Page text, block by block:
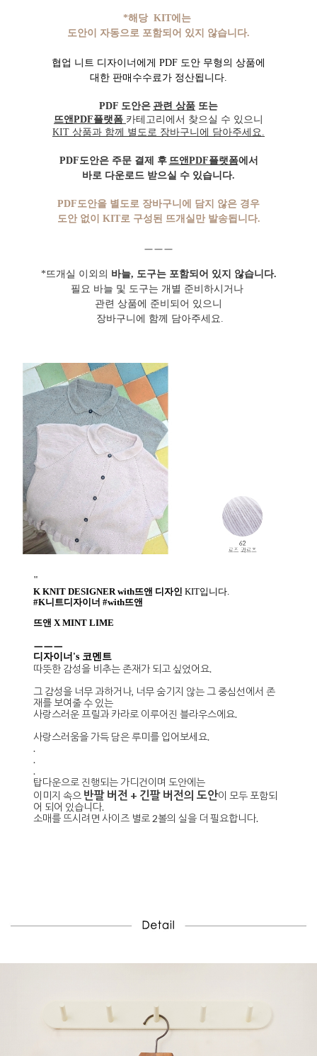
*해당 KIT에는
도안이 자동으로 포함되어 있지 않습니다.
협업 니트 디자이너에게 PDF 도안 무형의 상품에
대한 판매수수료가 정산됩니다.
PDF 도안은 관련 상품 또는
뜨앤PDF플랫폼 카테고리에서 찾으실 수 있으니
KIT 상품과 함께 별도로 장바구니에 담아주세요.
PDF도안은 주문 결제 후 뜨앤PDF플랫폼에서
바로 다운로드 받으실 수 있습니다.
PDF도안을 별도로 장바구니에 담지 않은 경우
도안 없이 KIT로 구성된 뜨개실만 발송됩니다.
ㅡㅡㅡ
*뜨개실 이외의 바늘, 도구는 포함되어 있지 않습니다.
필요 바늘 및 도구는 개별 준비하시거나
관련 상품에 준비되어 있으니
장바구니에 함께 담아주세요
"
K KNIT DESIGNER with뜨앤 디자인 KIT입니다.
#K니트디자이너 #with뜨앤
뜨앤 X MINT LIME
ㅡㅡㅡ
디자이너's 코멘트
따뜻한 감성을 비추는 존재가 되고 싶었어요.
그 감성을 너무 과하거나, 너무 숨기지 않는 그 중심선에서 존
재를 보여줄 수 있는
사랑스러운 프릴과 카라로 이루어진 블라우스에요.
사랑스러움을 가득 담은 루미를 입어보세요.
.
.
.
탑다운으로 진행되는 가디건이며 도안에는
이미지 속으 반팔 버전 + 긴팔 버전의 도안이 모두 포함되
어 되어 있습니다.
소매를 뜨시려면 사이즈 별로 2볼의 실을 더 필요합니다.